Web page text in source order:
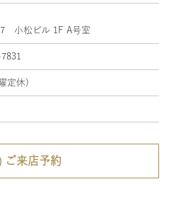
小松ビル 1F A号室
定休)
ご来店予約